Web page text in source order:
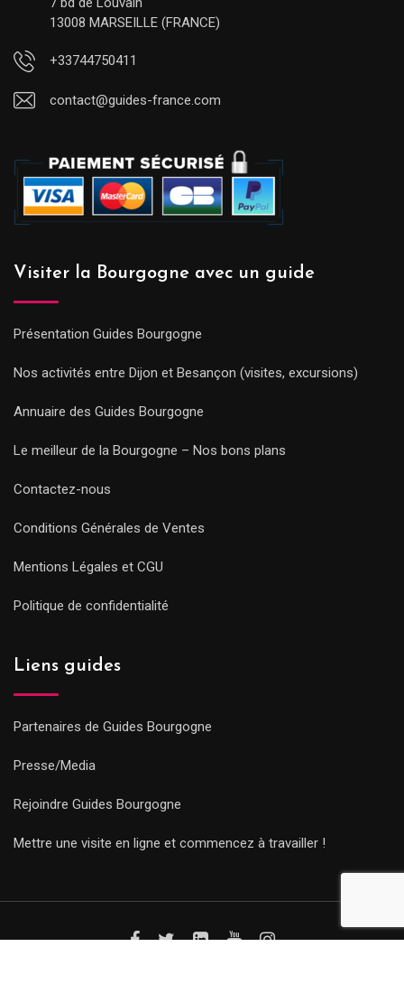
13008 MARSEILLE (FRANCE)
+33744750411
contact@guides-france.com
Visiter la Bourgogne avec un guide
Présentation Guides Bourgogne
Nos activités entre Dijon et Besançon (visites, excursions)
Annuaire des Guides Bourgogne
Le meilleur de la Bourgogne – Nos bons plans
Contactez-nous
Conditions Générales de Ventes
Mentions Légales et CGU
Politique de confidentialité
Liens guides
Partenaires de Guides Bourgogne
Presse/Media
Rejoindre Guides Bourgogne
Mettre une visite en ligne et commencez à travailler !